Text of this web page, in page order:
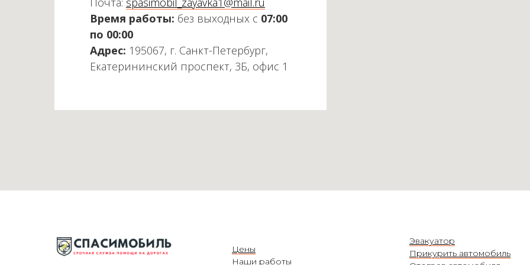
Время работы: без выходных с 07:00
по 00:00
Адрес: 195067, г. Санкт-Петербург,
Екатерининский проспект, 3Б, офис 1
Цены
Наши работы
Эвакуатор
Прикурить автомобиль